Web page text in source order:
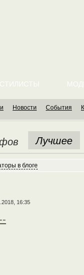
СТИЛИСТЫ
Новости События
Лучшее
в блоге
16:35